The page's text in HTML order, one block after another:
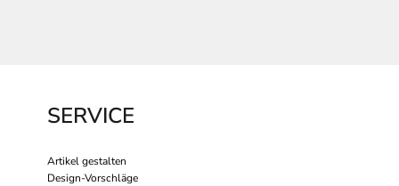
SERVICE
Artikel gestalten
Design-Vorschläge